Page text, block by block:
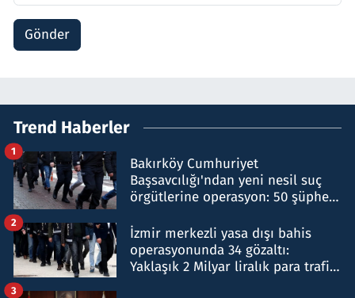
Gönder
Trend Haberler
Bakırköy Cumhuriyet
Başsavcılığı'ndan yeni nesil suç
örgütlerine operasyon: 50 şüpheli
1
İzmir merkezli yasa dışı bahis
operasyonunda 34 gözaltı:
Yaklaşık 2 Milyar liralık para trafiği
2
3